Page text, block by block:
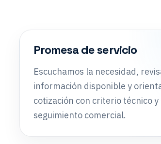
Promesa de servicio
Escuchamos la necesidad,
información disponible y
cotización con criterio técnico y
seguimiento comercial.